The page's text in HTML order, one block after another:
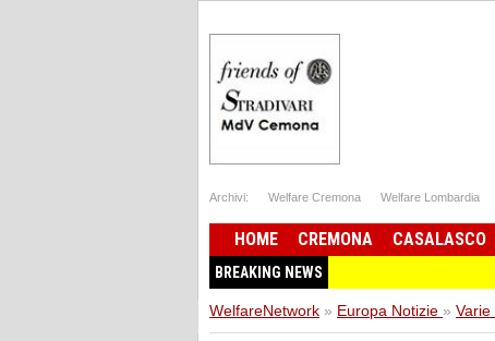
Archivi: Welfare Cremona Welfare Lombardia
HOME CREMONA CASALASCO
BREAKING NEWS
WelfareNetwork » Europa Notizie » Varie